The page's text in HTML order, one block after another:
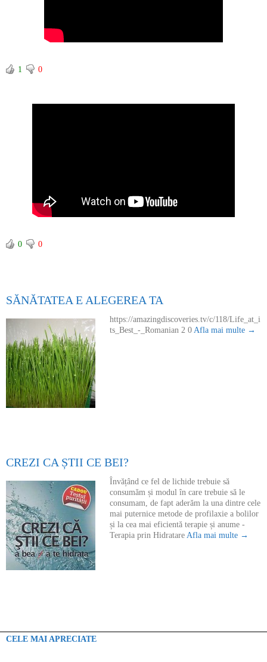
1 0
0 0
SĂNĂTATEA E ALEGEREA TA
https://amazingdiscoveries.tv/c/118/Life_at_i
ts_Best_-_Romanian 2 0 Afla mai multe →
CREZI CA ȘTII CE BEI?
Învățând ce fel de lichide trebuie să
consumăm și modul în care trebuie să le
consumam, de fapt aderăm la una dintre cele
mai puternice metode de profilaxie a bolilor
și la cea mai eficientă terapie și anume -
Terapia prin Hidratare Afla mai multe →
CELE MAI APRECIATE